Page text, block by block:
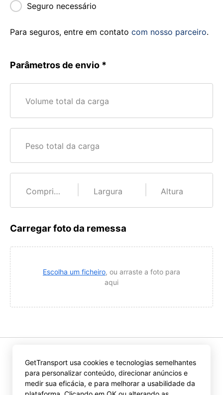
Seguro necessário
Para seguros, entre em contato com nosso parceiro.
Parâmetros de envio
Volume total da carga
Peso total da carga
Comprimento Largura Altura
Carregar foto da remessa
Escolha um ficheiro, ou arraste a foto para
aqui
Ao clicar em “Obter ofertas”, você aceita as disposições do
Acordo de Usuárioe Política de Privacidade
GetTransport usa cookies e tecnologias semelhantes
para personalizar conteúdo, direcionar anúncios e
medir sua eficácia, e para melhorar a usabilidade da